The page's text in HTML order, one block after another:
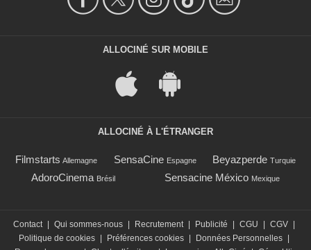
ALLOCINÉ SUR MOBILE
ALLOCINÉ À L'ÉTRANGER
Filmstarts Allemagne SensaCine Espagne Beyazperde Turquie
AdoroCinema Brésil Sensacine México Mexique
Contact Qui sommes-nous Recrutement Publicité CGU CGV
Politique de cookies
Préférences cookies Données Personnelles